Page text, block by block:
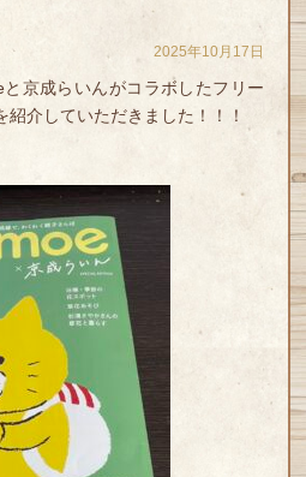
2025年10月17日
京成らいんがコラボしたフリー
紹介していただきました！！！